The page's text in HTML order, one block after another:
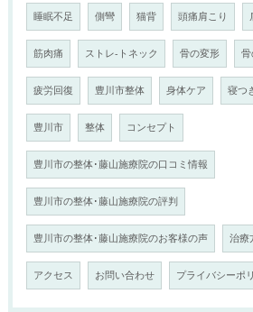
睡眠不足 側彎 猫背 頭痛肩こり
筋肉痛 ストレ-トネック 骨の変形
疲労回復 豊川市整体 身体ケア 寝つ
豊川市 整体 コンセプト
豊川市の整体･藤山施療院の口コミ情報
豊川市の整体･藤山施療院の評判
豊川市の整体･藤山施療院のお客様の声 治療
アクセス お問い合わせ プライバシーポ